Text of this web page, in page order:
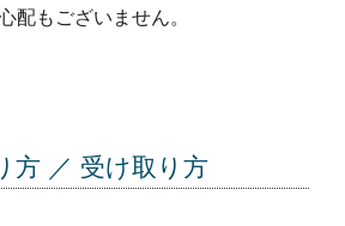
配もございません。
方 ／ 受け取り方